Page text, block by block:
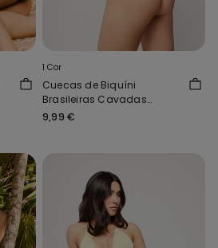
1 Cor
Cuecas de Biquíni
Brasileiras Cavadas
Arredondadas Luxury
9,99 €